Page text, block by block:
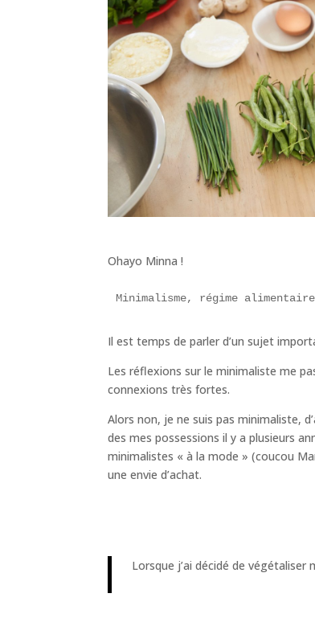
Ohayo Minna !
Minimalisme, régime
Il est temps de parler d’un sujet
Les réflexions sur le minimaliste me
connexions très fortes.
Alors non, je ne suis pas minimaliste,
des mes possessions il y a plusieurs
minimalistes « à la mode » (coucou
une envie d’achat.
Lorsque j’ai décidé de